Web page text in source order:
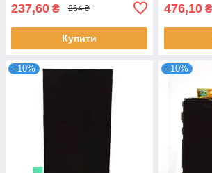
237,60 ₴ 264 ₴
Купити
476,10 ₴
–10% –10%